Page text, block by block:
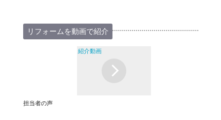
リフォームを動画で紹介
紹介動画
担当者の声